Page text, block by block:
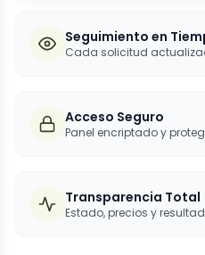
Seguimiento en
Cada solicitud
Acceso Seguro
Panel encriptado y
Transparencia Total
Estado, precios y